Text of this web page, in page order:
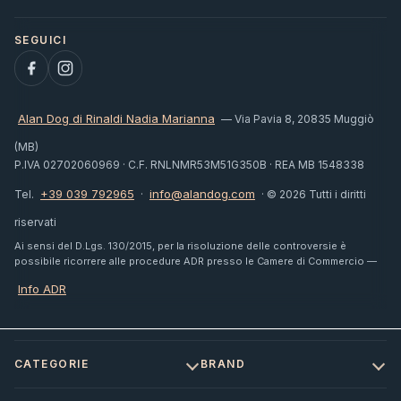
Alan Dog di Rinaldi Nadia Marianna — Via Pavia 8, 20835 Muggiò
(MB)
P.IVA 02702060969 · C.F. RNLNMR53M51G350B · REA MB 1548338
Tel. +39 039 792965 · info@alandog.com · © 2026 Tutti i diritti
riservati
Ai sensi del D.Lgs. 130/2015, per la risoluzione delle controversie è
possibile ricorrere alle procedure ADR presso le Camere di Commercio —
Info ADR
CATEGORIE BRAND